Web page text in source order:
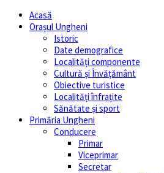
Acasă
Orașul Ungheni
Istoric
Date demografice
Localități componente
Cultură și Învăţământ
Obiective turistice
Localități înfrațite
Sănătate și sport
Primăria Ungheni
Conducere
Primar
Viceprimar
Secretar